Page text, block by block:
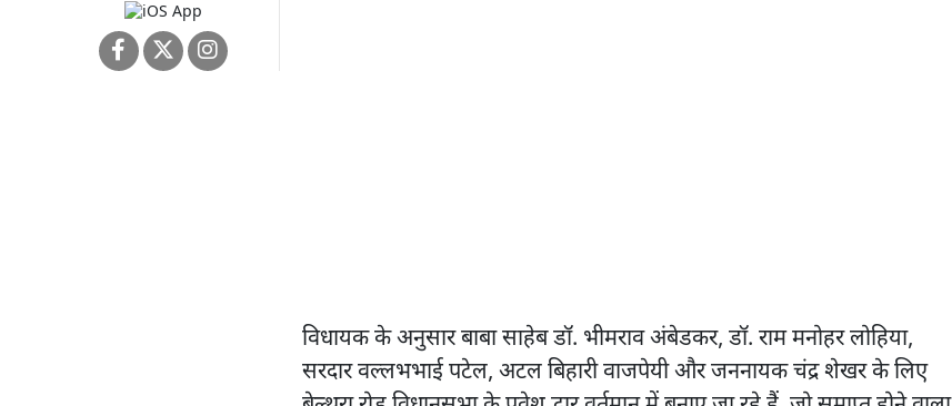
विधायक के अनुसार बाबा साहेब डॉ. भीमराव अंबेडकर, डॉ. राम मनोहर लोहिया,
सरदार वल्लभभाई पटेल, अटल बिहारी वाजपेयी और जननायक चंद्र शेखर के लिए